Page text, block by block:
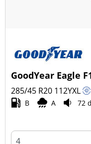
GoodYear Eagle
285/45 R20 112YXL
B A 72